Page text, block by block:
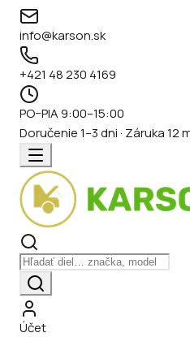
info@karson.sk
+421 48 230 4169
PO–PIA 9:00–15:00
Doručenie 1–3 dni · Záruka 12
Účet